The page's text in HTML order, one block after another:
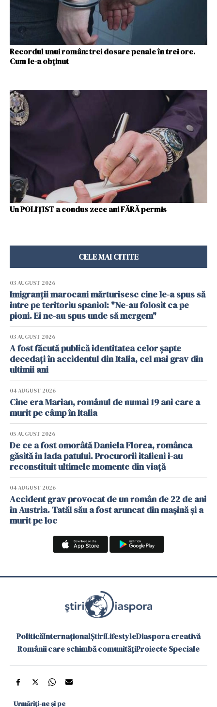
Recordul unui român: trei dosare penale în trei ore.
Cum le-a obţinut
Un POLIȚIST a condus zece ani FĂRĂ permis
CELE MAI CITITE
03 AUGUST 2026
Imigranții marocani mărturisesc cine le-a spus să
intre pe teritoriu spaniol: "Ne-au folosit ca pe
pioni. Ei ne-au spus unde să mergem"
03 AUGUST 2026
A fost făcută publică identitatea celor șapte
decedați în accidentul din Italia, cel mai grav din
ultimii ani
04 AUGUST 2026
Cine era Marian, românul de numai 19 ani care a
murit pe câmp în Italia
05 AUGUST 2026
De ce a fost omorâtă Daniela Florea, românca
găsită în lada patului. Procurorii italieni i-au
reconstituit ultimele momente din viață
04 AUGUST 2026
Accident grav provocat de un român de 22 de ani
în Austria. Tatăl său a fost aruncat din mașină și a
murit pe loc
PoliticăInternaționalȘtiriLifestyleDiaspora creativă
Românii care schimbă comunitățiProiecte Speciale
Urmăriți-ne și pe